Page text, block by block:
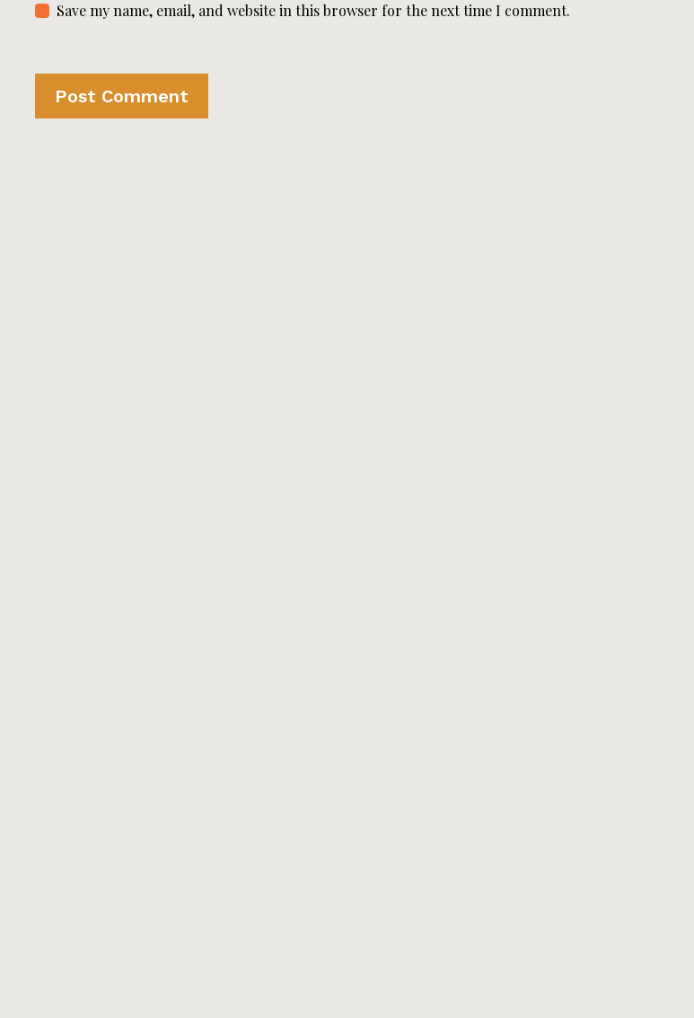
Save my name, email, and website in this browser for the next time I comment.